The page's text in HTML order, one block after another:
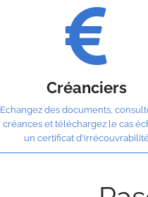
Créanciers
Echangez des documents,
créances et téléchargez le cas
un certificat